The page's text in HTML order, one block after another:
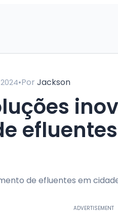
•Por Jackson
de efluentes em
ADVERTISEMENT